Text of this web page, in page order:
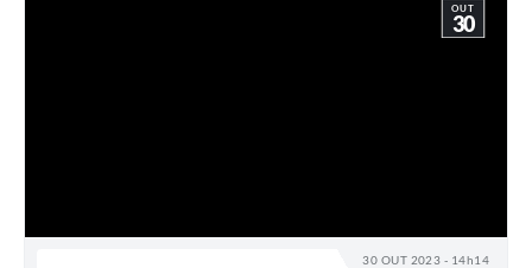
30 OUT 2023 - 14h14
OUT
30